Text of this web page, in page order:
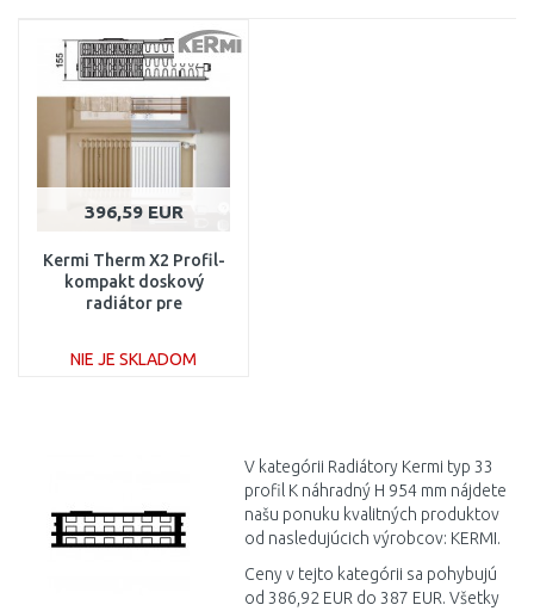
396,59 EUR
Kermi Therm X2 Profil-
kompakt doskový
radiátor pre
NIE JE SKLADOM
V kategórii Radiátory Kermi typ 33
profil K náhradný H 954 mm nájdete
našu ponuku kvalitných produktov
od nasledujúcich výrobcov: KERMI.
Ceny v tejto kategórii sa pohybujú
od 386,92 EUR do 387 EUR. Všetky